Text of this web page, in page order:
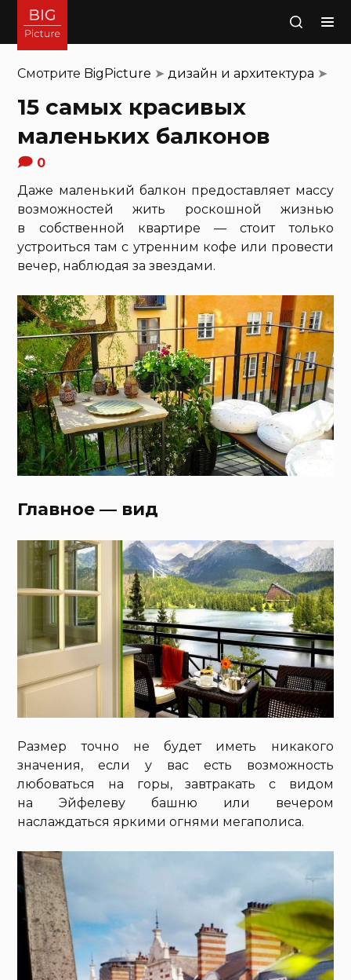
Поиск
Смотрите BigPicture ➤дизайн и архитектура ➤
15 самых красивых
маленьких балконов
0
Даже маленький балкон предоставляет массу
возможностей жить роскошной жизнью
в собственной квартире — стоит только
устроиться там с утренним кофе или провести
вечер, наблюдая за звездами.
Главное — вид
Размер точно не будет иметь никакого
значения, если у вас есть возможность
любоваться на горы, завтракать с видом
на Эйфелеву башню или вечером
наслаждаться яркими огнями мегаполиса.